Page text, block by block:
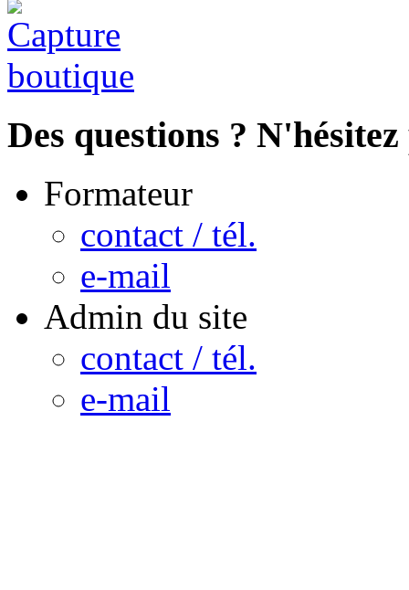
Des questions ?
Formateur
contact / tél.
e-mail
Admin du site
contact / tél.
e-mail